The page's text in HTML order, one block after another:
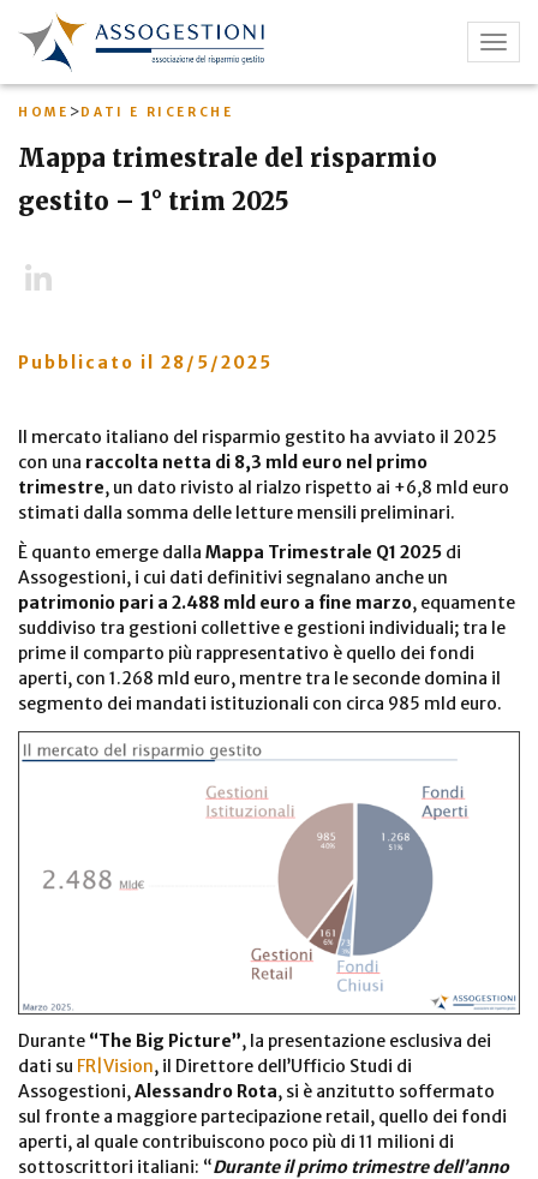
contenuto
principale
HOME >DATI E RICERCHE
Mappa trimestrale del risparmio
gestito – 1° trim 2025
Pubblicato il 28/5/2025
Il mercato italiano del risparmio gestito ha avviato il 2025
con una raccolta netta di 8,3 mld euro nel primo
trimestre, un dato rivisto al rialzo rispetto ai +6,8 mld euro
stimati dalla somma delle letture mensili preliminari.
È quanto emerge dalla Mappa Trimestrale Q1 2025 di
Assogestioni, i cui dati definitivi segnalano anche un
patrimonio pari a 2.488 mld euro a fine marzo, equamente
suddiviso tra gestioni collettive e gestioni individuali; tra le
prime il comparto più rappresentativo è quello dei fondi
aperti, con 1.268 mld euro, mentre tra le seconde domina il
segmento dei mandati istituzionali con circa 985 mld euro.
Durante “The Big Picture”, la presentazione esclusiva dei
dati su FR|Vision, il Direttore dell’Ufficio Studi di
Assogestioni,Alessandro Rota, si è anzitutto soffermato
sul fronte a maggiore partecipazione retail, quello dei fondi
aperti, al quale contribuiscono poco più di 11 milioni di
sottoscrittori italiani: “Durante il primo trimestre dell’anno